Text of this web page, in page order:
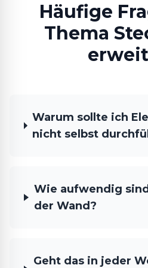
Häufige
Thema
Warum sollte ich
nicht selbst
Wie aufwendig
der Wand?
Geht das in jeder